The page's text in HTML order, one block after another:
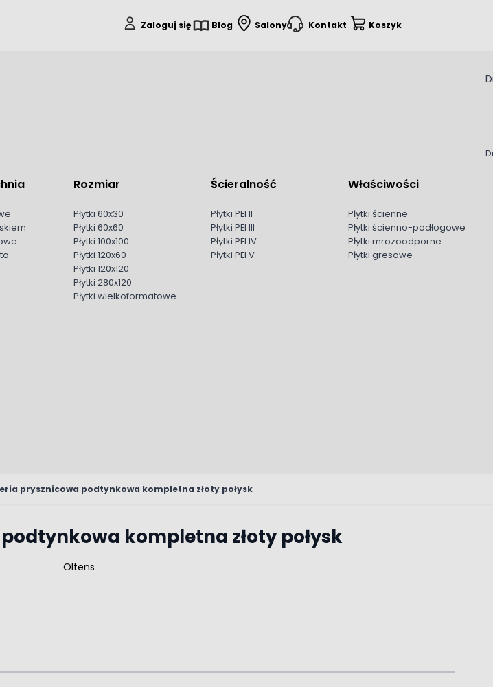
Zaloguj się Blog Salony Kontakt Koszyk
Rozmiar
Płytki 60x30
Płytki 60x60
Płytki 100x100
Płytki 120x60
Płytki 120x120
Płytki 280x120
Płytki wielkoformatowe
Ścieralność
Płytki PEI II
Płytki PEI III
Płytki PEI IV
Płytki PEI V
Właściwości
Płytki ścienne
Płytki ścienno-podłogowe
Płytki mrozoodporne
Płytki gresowe
prysznicowa podtynkowa kompletna złoty połysk
kompletna złoty połysk